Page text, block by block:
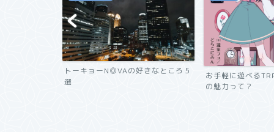
トーキョーN◎VAの好きなところ５
選
お手軽に遊べる
の魅力って？